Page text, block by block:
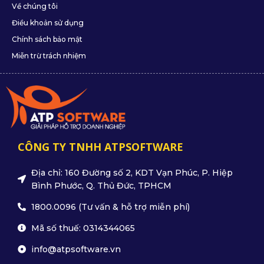
Về chúng tôi
Điều khoản sử dụng
Chính sách bảo mật
Miễn trừ trách nhiệm
CÔNG TY TNHH ATPSOFTWARE
Địa chỉ: 160 Đường số 2, KDT Vạn Phúc, P. Hiệp
Bình Phước, Q. Thủ Đức, TPHCM
1800.0096 (Tư vấn & hỗ trợ miễn phí)
Mã số thuế: 0314344065
info@atpsoftware.vn